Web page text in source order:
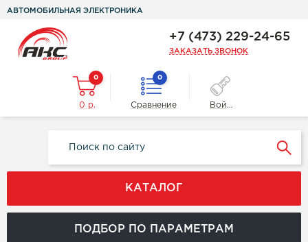
АВТОМОБИЛЬНАЯ ЭЛЕКТРОНИКА
+7 (473) 229-24-65
ЗАКАЗАТЬ ЗВОНОК
0
0 р.
0
Сравнение Войти
КАТАЛОГ
ПОДБОР ПО ПАРАМЕТРАМ